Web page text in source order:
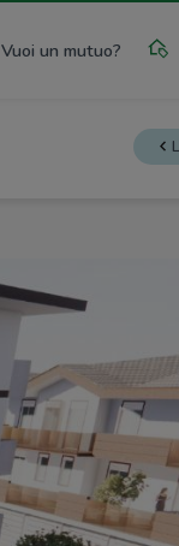
Vuoi un mutuo?